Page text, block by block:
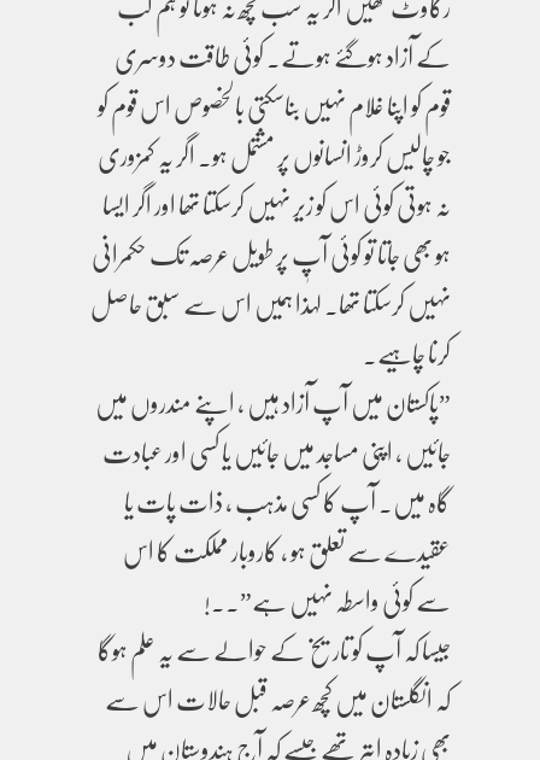
کے آزاد ہوگئے ہوتے۔ کوئی طاقت دوسری
قوم کو اپنا غلام نہیں بناسکتی بالخصوص اس قوم کو
جو چالیس کروڑ انسانوں پر مشتمل ہو۔ اگر یہ کمزوری
نہ ہوتی کوئی اس کو زیر نہیں کرسکتا تھا اور اگر ایسا
ہو بھی جاتا تو کوئی آپ پر طویل عرصہ تک حکمرانی
نہیں کرسکتا تھا۔ لہٰذا ہمیں اس سے سبق حاصل
کرنا چاہیے۔
”پاکستان میں آپ آزاد ہیں ، اپنے مندروں میں
جائیں ، اپنی مساجد میں جائیں یا کسی اور عبادت
گاہ میں۔ آپ کا کسی مذہب ، ذات پات یا
عقیدے سے تعلق ہو ، کاروبار مملکت کا اس
سے کوئی واسطہ نہیں ہے”۔۔!
جیسا کہ آپ کو تاریخ کے حوالے سے یہ علم ہوگا
کہ انگلستان میں کچھ عرصہ قبل حالات اس سے